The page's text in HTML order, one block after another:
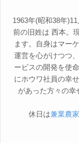
1963年(昭和38年
前の旧姓は 西本。
ます。自身はマー
運営を心がけつつ
ービスの開発を使
にホウワ社員の幸
があった方々の幸
休日は兼業農